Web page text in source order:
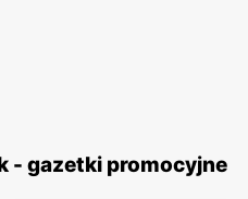
- gazetki promocyjne